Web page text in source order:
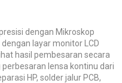
dengan Mikroskop
layar monitor LCD
hasil pembesaran secara
lensa kontinu dari
HP, solder jalur PCB,